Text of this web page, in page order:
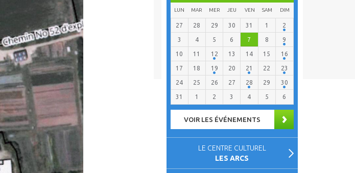
LUN MAR MER JEU VEN SAM DIM
27 28 29 30 31 1 2
3 4 5 6 7 8 9
10 11 12 13 14 15 16
17 18 19 20 21 22 23
24 25 26 27 28 29 30
31 1 2 3 4 5 6
VOIR LES ÉVÉNEMENTS
LE CENTRE CULTUREL
LES ARCS